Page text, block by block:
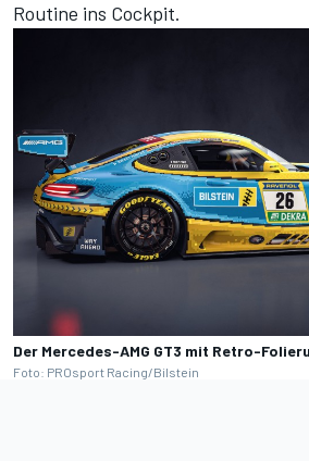
Routine ins Cockpit.
Der Mercedes-AMG GT3 mit Retro-
Foto: PROsport Racing/Bilstein